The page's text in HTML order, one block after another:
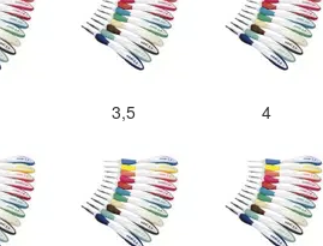
3,5 4